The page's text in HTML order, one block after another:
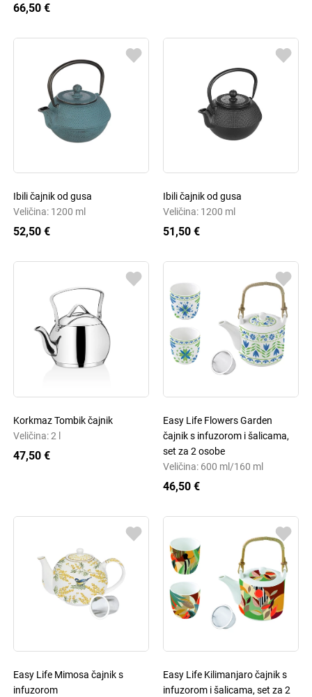
66,50 €
Ibili čajnik od gusa
Veličina: 1200 ml
52,50 €
Ibili čajnik od gusa
Veličina: 1200 ml
51,50 €
Korkmaz Tombik čajnik
Veličina: 2 l
47,50 €
Easy Life Flowers Garden
čajnik s infuzorom i šalicama,
set za 2 osobe
Veličina: 600 ml/160 ml
46,50 €
Easy Life Mimosa čajnik s
infuzorom
Easy Life Kilimanjaro čajnik s
infuzorom i šalicama, set za 2